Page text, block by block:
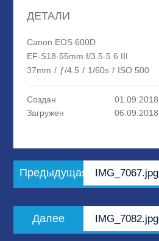
ДЕТАЛИ
Canon EOS 600D
EF-S18-55mm f/3.5-5.6 III
37mm / ƒ/4.5 / 1/60s / ISO 500
Создан
01.09.2018
Загружен
06.09.2018
Навигация
по
Предыдущая
запись:
IMG_7067.jpg
Далее
запись:
IMG_7082.jpg